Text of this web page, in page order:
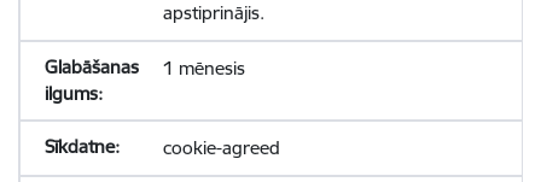
apstiprinājis.
1 mēnesis
cookie-agreed